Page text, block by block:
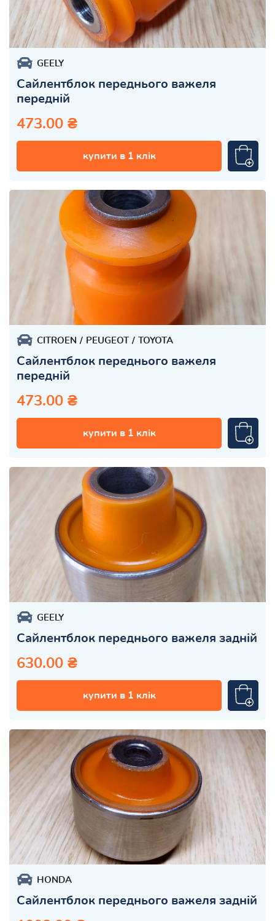
GEELY
Сайлентблок переднього важеля
передній
473.00 ₴
купити в 1 клік
CITROEN PEUGEOT TOYOTA
Сайлентблок переднього важеля
передній
473.00 ₴
купити в 1 клік
GEELY
Сайлентблок переднього важеля задній
630.00 ₴
купити в 1 клік
HONDA
Сайлентблок переднього важеля задній